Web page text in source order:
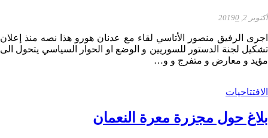
أكتوبر 2, 2019 0
اجرى الرفيق منصور الأتاسي لقاء مع عدنان هورو هذا نصه منذ إعلان
تشكيل لجنة الدستور للسوريين و الوضع او الحوار السياسي يتحول الى
مؤيد و معارض و متفرج و و…
الافتتاحيات
بلاغ حول مجزرة معرة النعمان